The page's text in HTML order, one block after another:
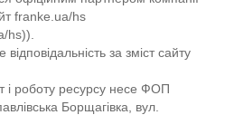
franke.ua/hs
hs)).
за зміст сайту
і роботу ресурсу несе ФОП
Борщагівка, вул.